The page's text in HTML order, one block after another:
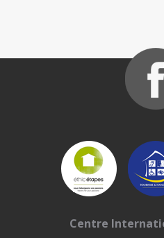
Centre